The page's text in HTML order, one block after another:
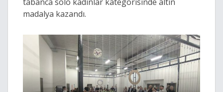
madalya kazandı.